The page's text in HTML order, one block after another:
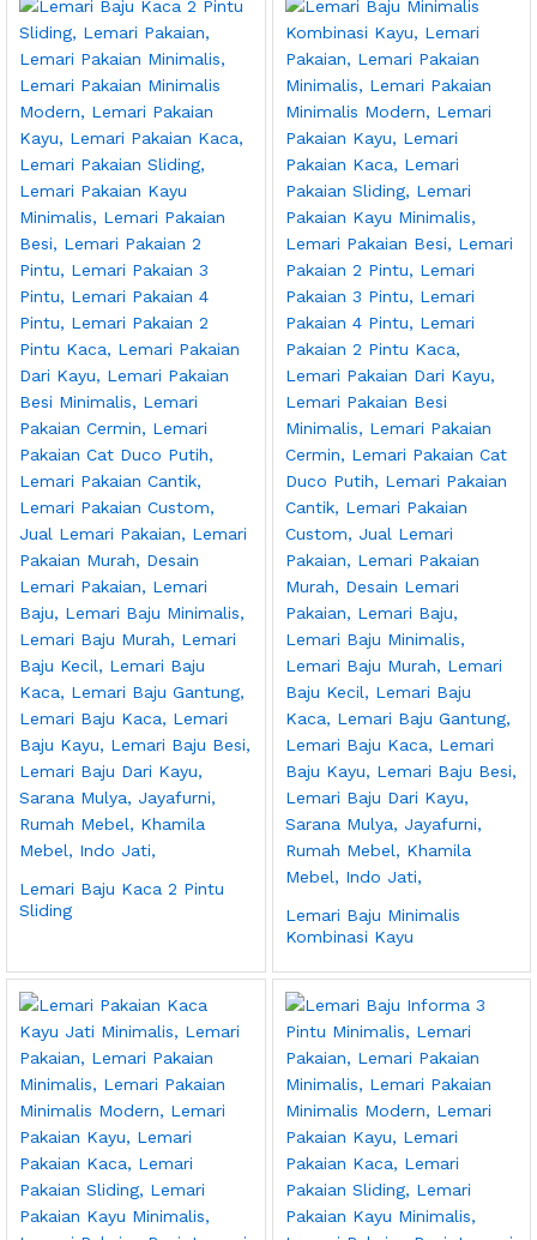
Lemari Baju Kaca 2 Pintu
Sliding
Lemari Baju Minimalis
Kombinasi Kayu